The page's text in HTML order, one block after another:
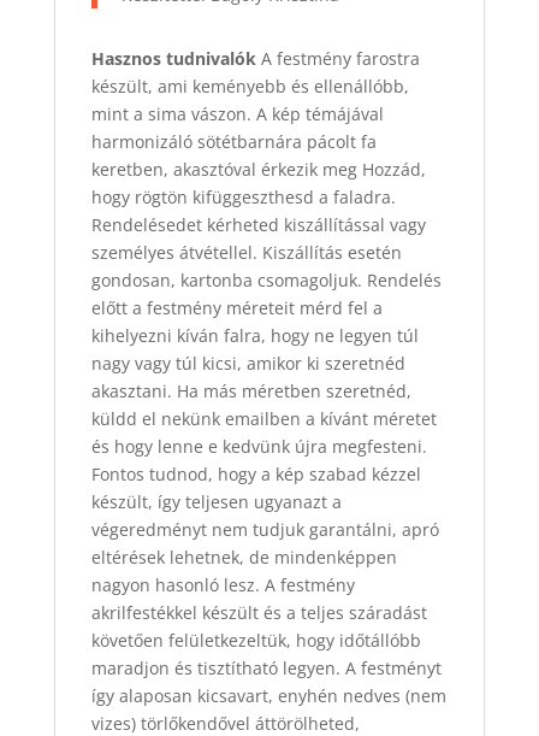
Hasznos tudnivalókA festmény farostra
készült, ami keményebb és ellenállóbb,
mint a sima vászon. A kép témájával
harmonizáló sötétbarnára pácolt fa
keretben, akasztóval érkezik meg Hozzád,
hogy rögtön kifüggeszthesd a faladra.
Rendelésedet kérheted kiszállítással vagy
személyes átvétellel. Kiszállítás esetén
gondosan, kartonba csomagoljuk. Rendelés
előtt a festmény méreteit mérd fel a
kihelyezni kíván falra, hogy ne legyen túl
nagy vagy túl kicsi, amikor ki szeretnéd
akasztani. Ha más méretben szeretnéd,
küldd el nekünk emailben a kívánt méretet
és hogy lenne e kedvünk újra megfesteni.
Fontos tudnod, hogy a kép szabad kézzel
készült, így teljesen ugyanazt a
végeredményt nem tudjuk garantálni, apró
eltérések lehetnek, de mindenképpen
nagyon hasonló lesz. A festmény
akrilfestékkel készült és a teljes száradást
követően felületkezeltük, hogy időtállóbb
maradjon és tisztítható legyen. A festményt
így alaposan kicsavart, enyhén nedves (nem
vizes) törlőkendővel áttörölheted,